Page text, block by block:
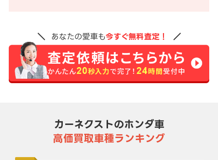
あなたの愛車も今すぐ無料査定！
カーネクストのホンダ車
高価買取車種ランキング